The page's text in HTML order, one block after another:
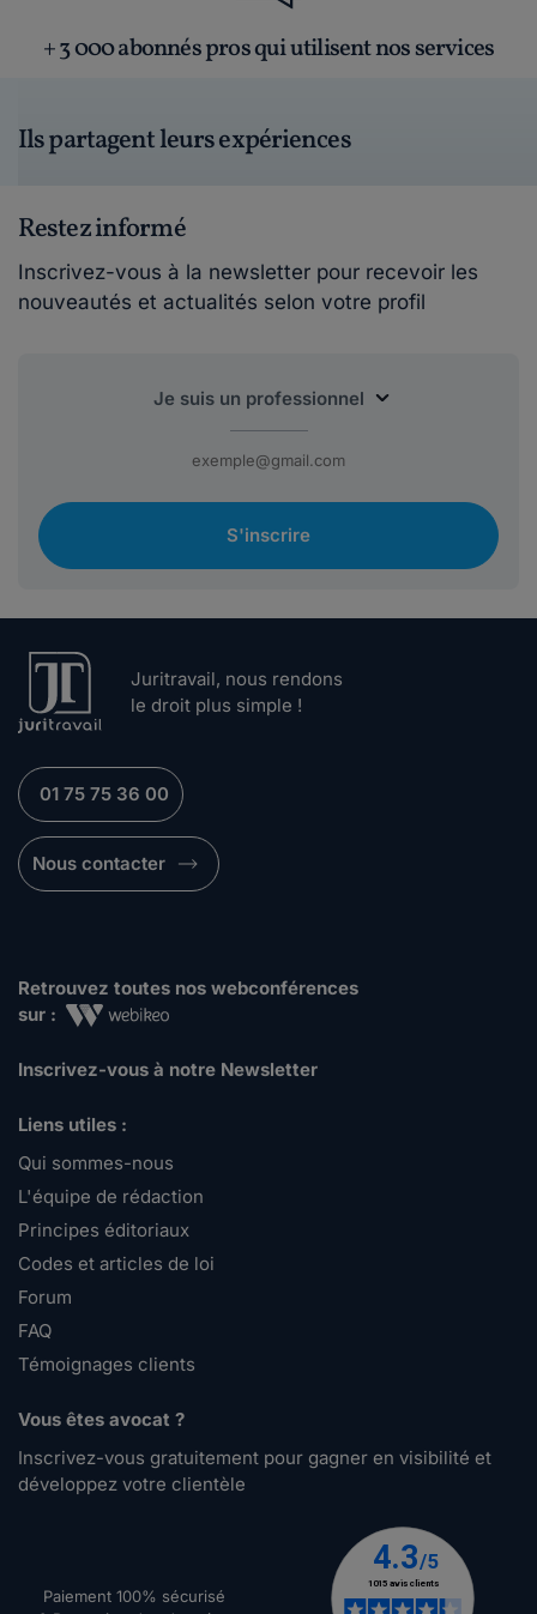
+ 3 000 abonnés pros qui utilisent nos services
Ils partagent leurs expériences
Restez informé
Inscrivez-vous à la newsletter pour recevoir les
nouveautés et actualités selon votre profil
S'inscrire
Juritravail, nous rendons
le droit plus simple !
01 75 75 36 00
Nous contacter
Retrouvez toutes nos webconférences
sur :
Inscrivez-vous à notre Newsletter
Liens utiles :
Qui sommes-nous
L'équipe de rédaction
Principes éditoriaux
Codes et articles de loi
Forum
FAQ
Témoignages clients
Vous êtes avocat ?
Inscrivez-vous gratuitement pour gagner en visibilité et
développez votre clientèle
Paiement 100% sécurisé